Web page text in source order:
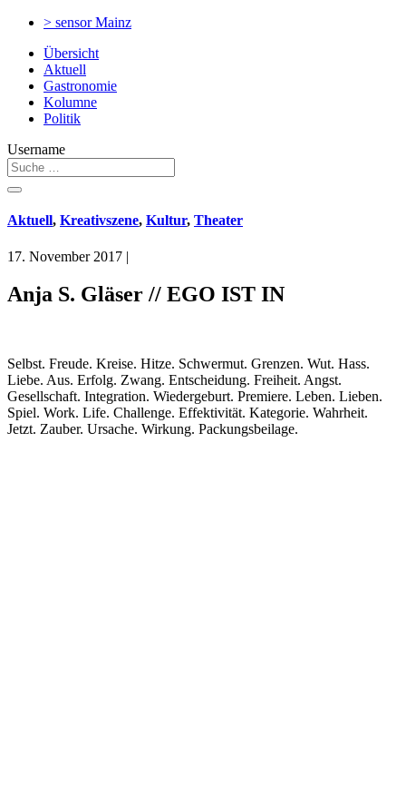
> sensorMainz
Übersicht
Aktuell
Gastronomie
Kolumne
Politik
Username
Aktuell, Kreativszene, Kultur, Theater
17. November 2017 |
Anja S. Gläser // EGO IST IN
Selbst. Freude. Kreise. Hitze. Schwermut. Grenzen. Wut. Hass.
Liebe. Aus. Erfolg. Zwang. Entscheidung. Freiheit. Angst.
Gesellschaft. Integration. Wiedergeburt. Premiere. Leben. Lieben.
Spiel. Work. Life. Challenge. Effektivität. Kategorie. Wahrheit.
Jetzt. Zauber. Ursache. Wirkung. Packungsbeilage.